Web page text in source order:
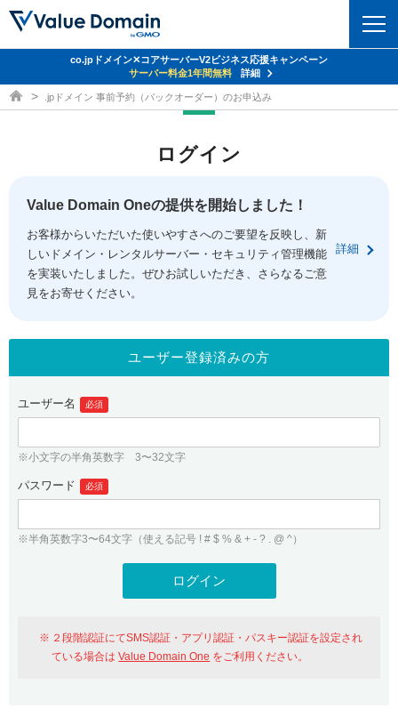
ドメイントップ
ドメイン移管
ドメイン価格一覧
ドメイン一括検索
.jpドメインオークション
gTLDオークション NEW!
.jpドメインバックオーダー
プレミアムドメイン
人気ドメインの種類
WHOIS検索
コアサーバー
バリューサーバー
XREA
セキュリティトップ
Value Domain ネットde診断
SSL証明書
サービストップ
お得意様割引
紹介制度
バリュードメインAPI
ドメイン・ホスティングOEM
facebook
ログイン
従来のバリュードメインをご利用希望の方
Value Domainにログイン
おすすめ One レンタルサーバーを含む最新の機能を使う方
ユーザー登録
co.jpドメイン✕コアサーバーV2ビジネス応援キャンペーン
サーバー料金1年間無料
詳細
ドメイン取得ならバリュードメイン
.jpドメイン 事前予約（バックオーダー）のお申込み
ログイン
Value Domain Oneの提供を開始しました！
お客様からいただいた使いやすさへのご要望を反映し、新
しいドメイン・レンタルサーバー・セキュリティ管理機能
を実装いたしました。ぜひお試しいただき、さらなるご意
見をお寄せください。
詳細
ユーザー登録済みの方
ユーザー名 必須
※小文字の半角英数字 3〜32文字
パスワード 必須
※半角英数字3〜64文字（使える記号 ! # $ % & + - ? . @ ^）
２段階認証にてSMS認証・アプリ認証・パスキー認証を設定され
ている場合はValue Domain One をご利用ください。